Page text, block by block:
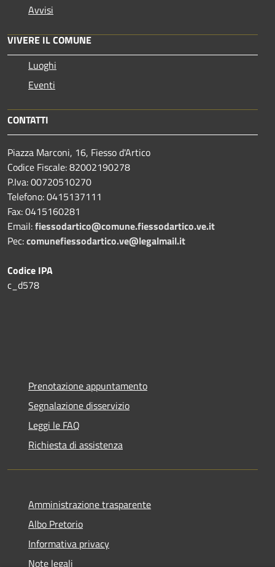
Avvisi
VIVERE IL COMUNE
Luoghi
Eventi
CONTATTI
Piazza Marconi, 16, Fiesso d'Artico
Codice Fiscale: 82002190278
P.Iva: 00720510270
Telefono:0415137111
Fax:0415160281
Email:fiessodartico@comune.fiessodartico.ve.it
Pec:comunefiessodartico.ve@legalmail.it
Codice IPA
c_d578
Prenotazione appuntamento
Segnalazione disservizio
Leggi le FAQ
Richiesta di assistenza
Amministrazione trasparente
Albo Pretorio
Informativa privacy
Note legali